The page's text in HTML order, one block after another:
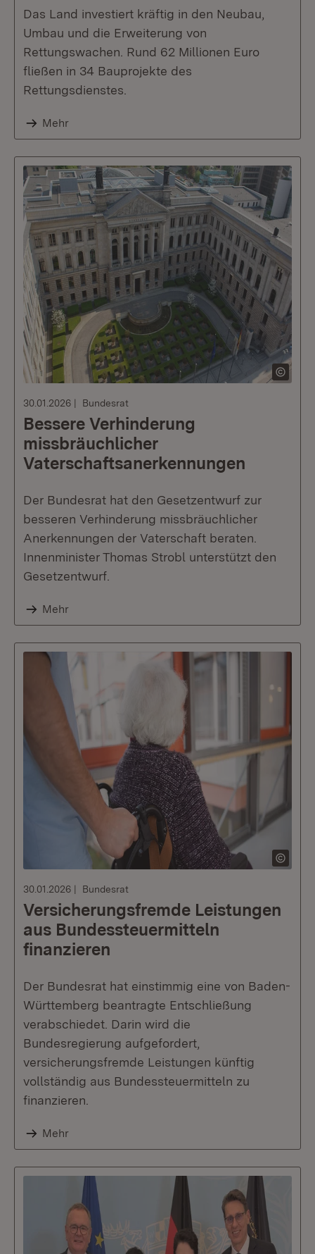
Das Land investiert kräftig in den Neubau,
Umbau und die Erweiterung von
Rettungswachen. Rund 62 Millionen Euro
fließen in 34 Bauprojekte des
Rettungsdienstes.
Mehr
30.01.2026 Bundesrat
Bessere Verhinderung
missbräuchlicher
Vaterschaftsanerkennungen
Der Bundesrat hat den Gesetzentwurf zur
besseren Verhinderung missbräuchlicher
Anerkennungen der Vaterschaft beraten.
Innenminister Thomas Strobl unterstützt den
Gesetzentwurf.
Mehr
30.01.2026 Bundesrat
Versicherungsfremde Leistungen
aus Bundessteuermitteln
finanzieren
Der Bundesrat hat einstimmig eine von Baden-
Württemberg beantragte Entschließung
verabschiedet. Darin wird die
Bundesregierung aufgefordert,
versicherungsfremde Leistungen künftig
vollständig aus Bundessteuermitteln zu
finanzieren.
Mehr